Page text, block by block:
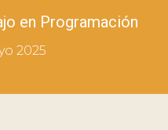
en Programación
2025